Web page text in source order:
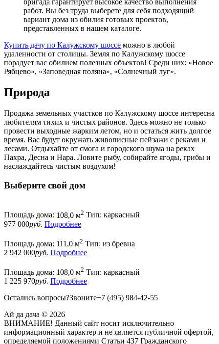
бригада гарантирует высокое качество выполнения
работ. Вы без труда выберете для себя подходящий
вариант дома из обилия готовых проектов,
представленных в нашем каталоге.
Купить дачу по Калужскому шоссе можно в любой
удаленности от столицы. Земля по Калужскому шоссе
порадует вас обилием полезных объектов! Среди них: «Новое
Рябцево», «Заповедная поляна», «Солнечный луг».
Природа
Продажа земельных участков по Калужскому шоссе интересна
любителям тихих и чистых районов. Здесь можно не только
провести выходные жарким летом, но и остаться жить долгое
время. Вас будут окружать живописные пейзажи с реками и
лесами. Отдыхайте от смога и городского шума на реках
Пахра, Десна и Нара. Ловите рыбу, собирайте ягоды, грибы и
наслаждайтесь чистым воздухом!
Выберите свой дом
Площадь дома: 108,0 м2 Тип: каркасный
977 000руб. Подробнее
Площадь дома: 111,0 м2 Тип: из бревна
2 942 000руб. Подробнее
Площадь дома: 108,0 м2 Тип: каркасный
1 225 970руб. Подробнее
Остались вопросы?Звоните+7 (495) 984-42-55
Ай да дача © 2026
ВНИМАНИЕ! Данный сайт носит исключительно
информационный характер и не является публичной офертой,
определяемой положениями Статьи 437 Гражданского